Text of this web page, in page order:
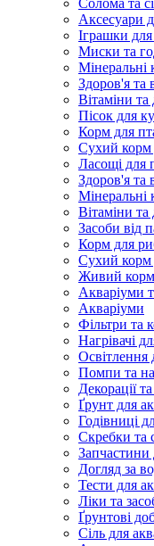
Солома та
Аксесуари
Іграшки для
Миски та
Мінеральні
Здоров'я та
Вітаміни та
Пісок для
Корм для
Сухий корм
Ласощі для
Здоров'я та
Мінеральні
Вітаміни та
Засоби від
Корм для
Сухий корм
Живий
Акваріуми
Акваріуми
Фільтри та
Нагрівачі
Освітлення
Помпи та
Декорації
Ґрунт для
Годівниці
Скребки та
Запчастини
Догляд за
Тести для
Ліки та
Ґрунтові
Сіль для